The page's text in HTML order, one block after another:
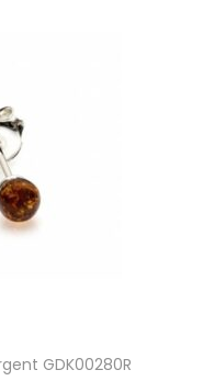
GDK00280R